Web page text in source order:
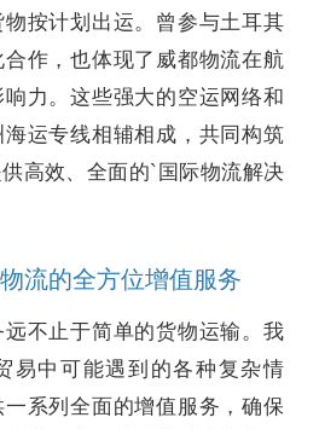
按计划出运。曾参与土耳其
作，也体现了威都物流在航
力。这些强大的空运网络和
运专线相辅相成，共同构筑
高效、全面的`国际物流解决
流的全方位增值服务
不止于简单的货物运输。我
易中可能遇到的各种复杂情
系列全面的增值服务，确保